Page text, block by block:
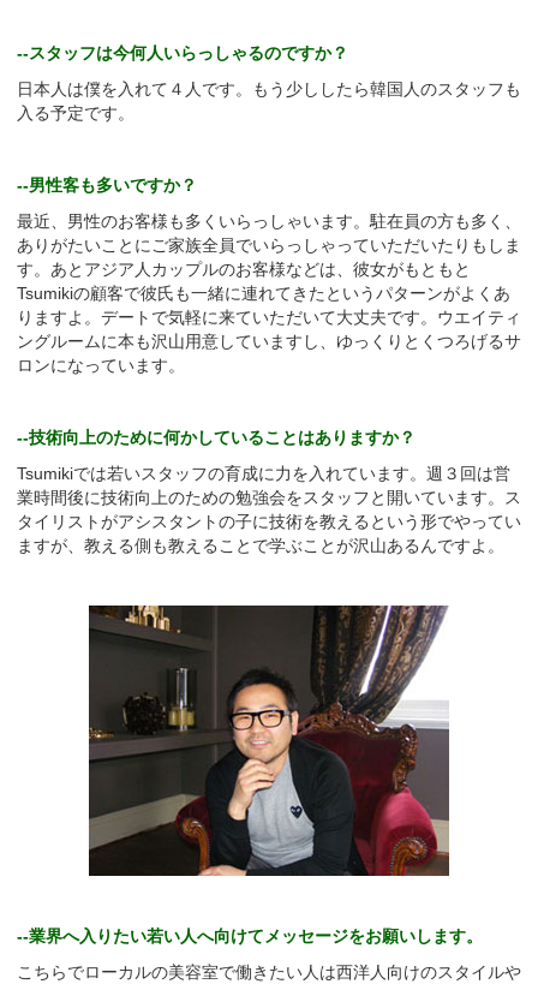
--スタッフは今何人いらっしゃるのですか？
日本人は僕を入れて４人です。もう少ししたら韓国人のスタッフも
入る予定です。
--男性客も多いですか？
最近、男性のお客様も多くいらっしゃいます。駐在員の方も多く、
ありがたいことにご家族全員でいらっしゃっていただいたりもしま
す。あとアジア人カップルのお客様などは、彼女がもともと
Tsumikiの顧客で彼氏も一緒に連れてきたというパターンがよくあ
りますよ。デートで気軽に来ていただいて大丈夫です。ウエイティ
ングルームに本も沢山用意していますし、ゆっくりとくつろげるサ
ロンになっています。
--技術向上のために何かしていることはありますか？
Tsumikiでは若いスタッフの育成に力を入れています。週３回は営
業時間後に技術向上のための勉強会をスタッフと開いています。ス
タイリストがアシスタントの子に技術を教えるという形でやってい
ますが、教える側も教えることで学ぶことが沢山あるんですよ。
--業界へ入りたい若い人へ向けてメッセージをお願いします。
こちらでローカルの美容室で働きたい人は西洋人向けのスタイルや